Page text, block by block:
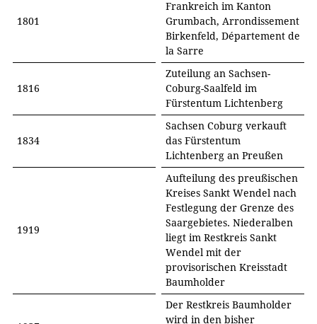
1801
Frankreich im Kanton
Grumbach, Arrondissement
Birkenfeld, Département de
la Sarre
1816
Zuteilung an Sachsen-
Coburg-Saalfeld im
Fürstentum Lichtenberg
1834
Sachsen Coburg verkauft
das Fürstentum
Lichtenberg an Preußen
1919
Aufteilung des preußischen
Kreises Sankt Wendel nach
Festlegung der Grenze des
Saargebietes. Niederalben
liegt im Restkreis Sankt
Wendel mit der
provisorischen Kreisstadt
Baumholder
Der Restkreis Baumholder
wird in den bisher